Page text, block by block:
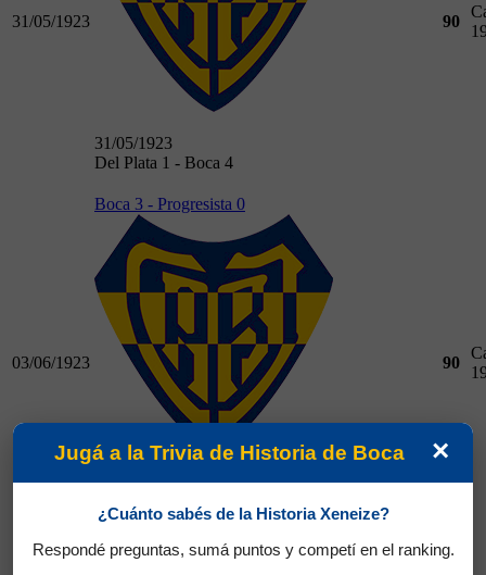
31/05/1923
31/05/1923
Del Plata 1 - Boca 4
90
03/06/1923
Boca 3 - Progresista 0
03/06/1923
Boca 3 - Progresista 0
90
El Porvenir 0 - Boca 4
×
Jugá a la Trivia de Historia de Boca
¿Cuánto sabés de la Historia Xeneize?
Respondé preguntas, sumá puntos y competí en el ranking.